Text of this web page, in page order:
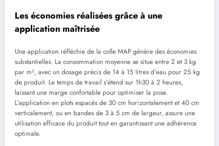
Les économies réalisées grâce à une
application maîtrisée
Une application réfléchie de la colle MAP génère des économies
substantielles. La consommation moyenne se situe entre 2 et 3 kg
par m², avec un dosage précis de 14 à 15 litres d’eau pour 25 kg
de produit. Le temps de travail s’étend sur 1h30 à 2 heures,
laissant une marge confortable pour optimiser la pose.
L’application en plots espacés de 30 cm horizontalement et 40 cm
verticalement, ou en bandes de 3 à 5 cm de largeur, assure une
utilisation efficace du produit tout en garantissant une adhérence
optimale.